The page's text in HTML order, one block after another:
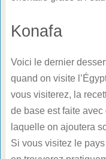
Konafa
Voici le dernier
quand on visite
vous visiterez, la
de base est faite
laquelle on ajoutera
Si vous visitez le